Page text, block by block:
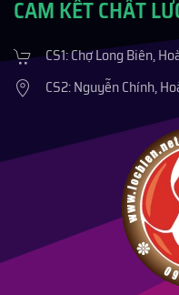
CAM KẾT CHẤT
CS1: Chợ Long Biên,
CS2: Nguyễn Chính,